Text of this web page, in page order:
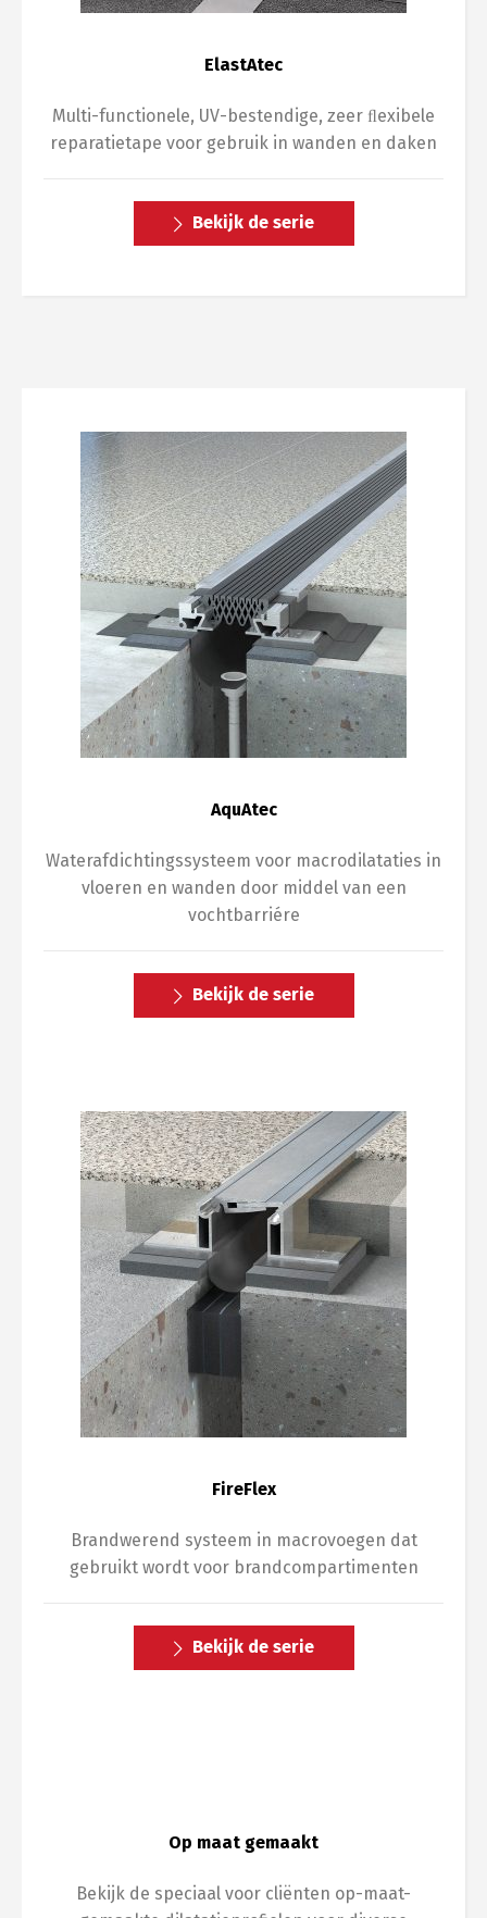
ElastAtec
Multi-functionele, UV-bestendige, zeer ﬂexibele
reparatietape voor gebruik in wanden en daken
Bekijk de serie
AquAtec
Waterafdichtingssysteem voor macrodilataties in
vloeren en wanden door middel van een
vochtbarriére
Bekijk de serie
FireFlex
Brandwerend systeem in macrovoegen dat
gebruikt wordt voor brandcompartimenten
Bekijk de serie
Op maat gemaakt
Bekijk de speciaal voor cliënten op-maat-